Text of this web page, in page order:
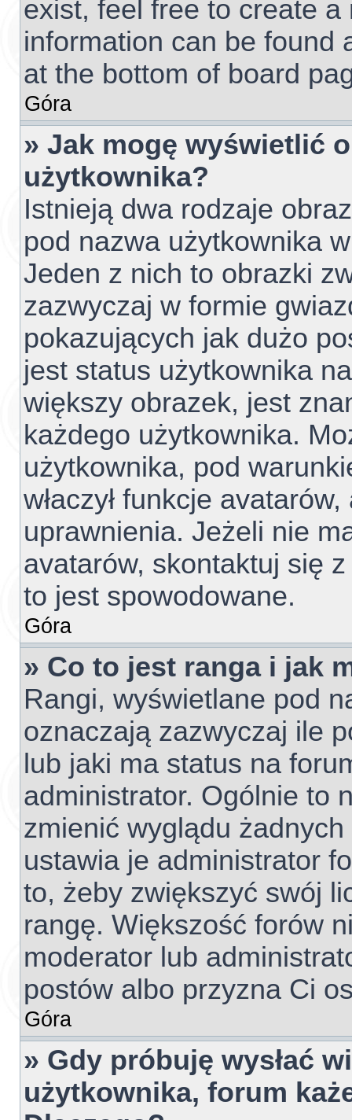
exist, feel free to create
information can be found
at the bottom of board
Góra
» Jak mogę wyświetlić
użytkownika?
Istnieją dwa rodzaje
pod nazwa użytkownika
Jeden z nich to obrazki
zazwyczaj w formie
pokazujących jak dużo
jest status użytkownika
większy obrazek, jest
każdego użytkownika.
użytkownika, pod
właczył funkcje
uprawnienia. Jeżeli nie
avatarów, skontaktuj się
to jest spowodowane.
Góra
» Co to jest ranga i jak
Rangi, wyświetlane pod
oznaczają zazwyczaj ile
lub jaki ma status na
administrator. Ogólnie to
zmienić wyglądu
ustawia je administrator
to, żeby zwiększyć swój
rangę. Większość forów
moderator lub
postów albo przyzna Ci
Góra
» Gdy próbuję wysłać
użytkownika, forum